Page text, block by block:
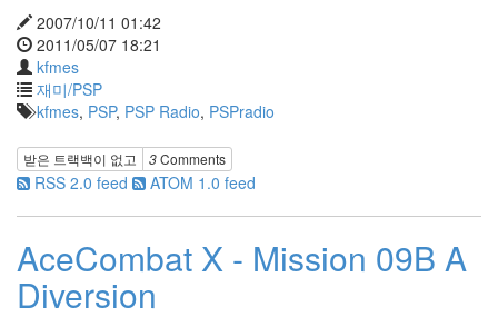
2007/10/11 01:42
2011/05/07 18:21
kfmes
재미/PSP
kfmes, PSP, PSP Radio, PSPradio
받은 트랙백이 없고 3Comments
RSS 2.0 feed ATOM 1.0 feed
AceCombat X - Mission 09B A
Diversion